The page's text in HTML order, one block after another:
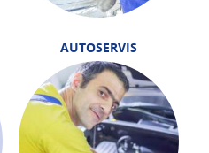
AUTOSERVIS